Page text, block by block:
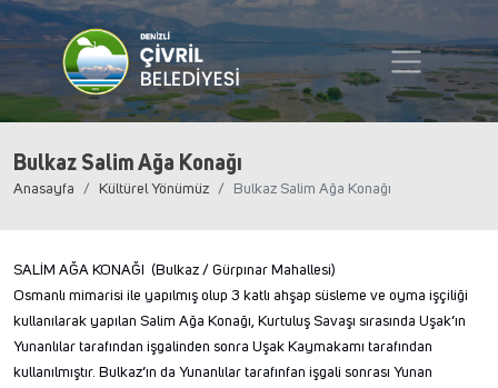
Bulkaz Salim Ağa Konağı
Anasayfa Kültürel Yönümüz Bulkaz Salim Ağa Konağı
SALİM AĞA KONAĞI (Bulkaz / Gürpınar Mahallesi)
Osmanlı mimarisi ile yapılmış olup 3 katlı ahşap süsleme ve oyma işçiliği
kullanılarak yapılan Salim Ağa Konağı, Kurtuluş Savaşı sırasında Uşak’ın
Yunanlılar tarafından işgalinden sonra Uşak Kaymakamı tarafından
kullanılmıştır. Bulkaz’ın da Yunanlılar tarafınfan işgali sonrası Yunan